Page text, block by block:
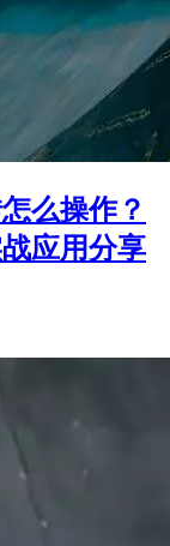
么操作？
应用分享